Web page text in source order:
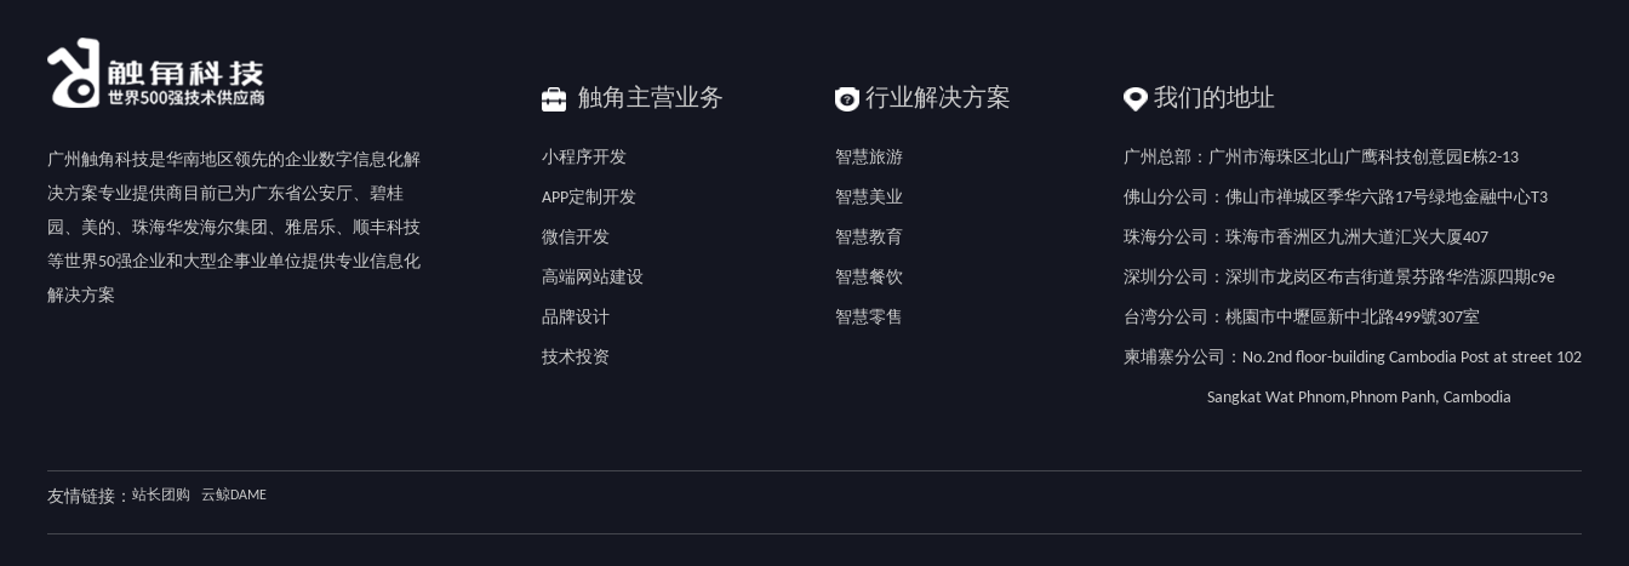
广州触角科技是华南地区领先的企业数字信息化解
决方案专业提供商目前已为广东省公安厅、碧桂
园、美的、珠海华发海尔集团、雅居乐、顺丰科技
等世界50强企业和大型企事业单位提供专业信息化
解决方案
触角主营业务
小程序开发
APP定制开发
微信开发
高端网站建设
品牌设计
技术投资
行业解决方案
智慧旅游
智慧美业
智慧教育
智慧餐饮
智慧零售
我们的地址
广州总部：广州市海珠区北山广鹰科技创意园E栋2-13
佛山分公司：佛山市禅城区季华六路17号绿地金融中心T3
珠海分公司：珠海市香洲区九洲大道汇兴大厦407
深圳分公司：深圳市龙岗区布吉街道景芬路华浩源四期c9e
台湾分公司：桃園市中壢區新中北路499號307室
柬埔寨分公司：No.2nd floor-building Cambodia Post at street 102
Sangkat Wat Phnom,Phnom Panh, Cambodia
友情链接： 站长团购 云鲸DAME